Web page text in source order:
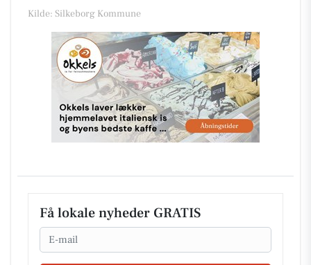
Kilde: Silkeborg Kommune
Få lokale nyheder GRATIS
Email